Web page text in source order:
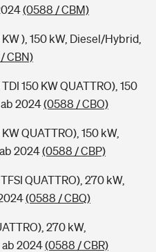
(0588 / CBM)
), 150 kW, Diesel/Hybrid,
CBN)
150 KW QUATTRO), 150
2024(0588 / CBO)
QUATTRO), 150 kW,
2024(0588 / CBP)
QUATTRO), 270 kW,
(0588 / CBQ)
270 kW,
2024(0588 / CBR)